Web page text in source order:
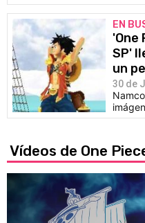
EN
'One
SP'
un
30 de
Vídeos de One